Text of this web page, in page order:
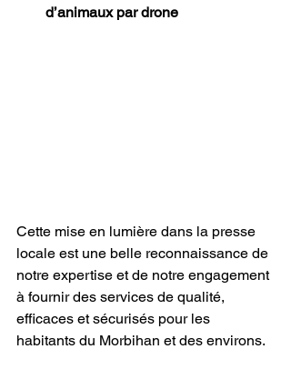
d’animaux par drone
Cette mise en lumière dans la presse
locale est une belle reconnaissance de
notre expertise et de notre engagement
à fournir des services de qualité,
efficaces et sécurisés pour les
habitants du Morbihan et des environs.